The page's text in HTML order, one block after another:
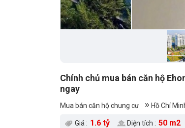
Chính chủ mua bán căn hộ
ngay
Mua bán căn hộ chung cư Hồ Chí
Giá : 1.6 tỷ Diện tích : 50 m2